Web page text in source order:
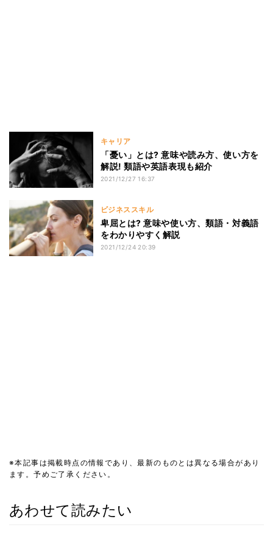
キャリア
「憂い」とは? 意味や読み方、使い方を
解説! 類語や英語表現も紹介
2021/12/27 16:37
ビジネススキル
卑屈とは? 意味や使い方、類語・対義語
をわかりやすく解説
2021/12/24 20:39
※本記事は掲載時点の情報であり、最新のものとは異なる場合があり
ます。予めご了承ください。
あわせて読みたい